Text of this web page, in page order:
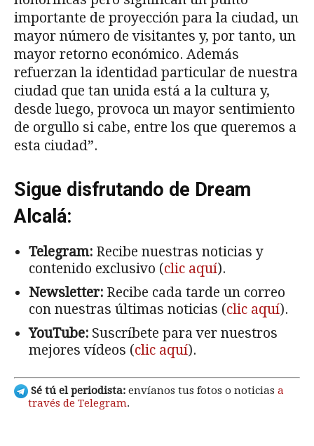
importante de proyección para la ciudad, un
mayor número de visitantes y, por tanto, un
mayor retorno económico. Además
refuerzan la identidad particular de nuestra
ciudad que tan unida está a la cultura y,
desde luego, provoca un mayor sentimiento
de orgullo si cabe, entre los que queremos a
esta ciudad”.
Sigue disfrutando de Dream
Alcalá:
Telegram: Recibe nuestras noticias y
contenido exclusivo (clic aquí).
Newsletter: Recibe cada tarde un correo
con nuestras últimas noticias (clic aquí).
YouTube: Suscríbete para ver nuestros
mejores vídeos (clic aquí).
Sé tú el periodista: envíanos tus fotos o noticias a
través de Telegram.